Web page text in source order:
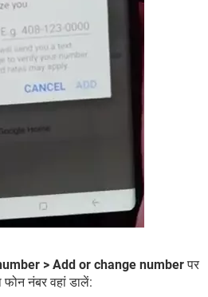
> Add or change numberपर
फोन नंबर वहां डालें: